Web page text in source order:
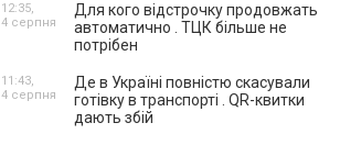
Для кого відстрочку продовжать
автоматично . ТЦК більше не
потрібен
12:35,
4 серпня
Де в Україні повністю скасували
готівку в транспорті . QR-квитки
дають збій
11:43,
4 серпня